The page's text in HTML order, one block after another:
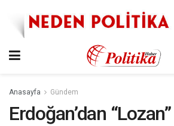
Anasayfa Gündem
Erdoğan’dan